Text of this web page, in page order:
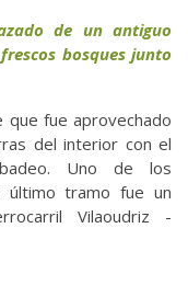
de un antiguo
bosques junto
que fue aprovechado
del interior con el
Uno de los
tramo fue un
Vilaoudriz -